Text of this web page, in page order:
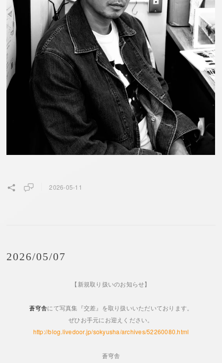
2026-05-11
2026/05/07
【新規取り扱いのお知らせ】
蒼穹舎にて写真集『交差』を取り扱いいただいております。
ぜひお手元にお迎えください。
http://blog.livedoor.jp/sokyusha/archives/52260080.html
蒼穹舎